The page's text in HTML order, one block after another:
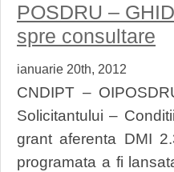
POSDRU –
spre consultare
ianuarie 20th, 2012
CNDIPT –
Solicitantului –
grant aferenta DMI
programata a fi